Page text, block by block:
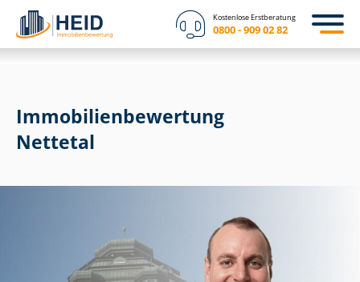
Kostenlose Erstberatung
0800 - 909 02 82
Immobilien­bewertung
Nettetal